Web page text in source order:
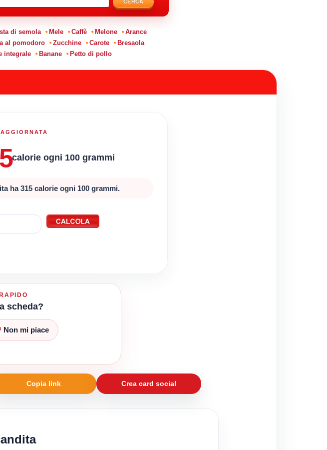
CERCA
di semola Mele Caffè Melone
Arance
al pomodoro Zucchine Carote
Bresaola
integrale Banane Petto di pollo
calorie ogni 100 grammi
ha 315 calorie ogni 100 grammi.
scheda?
Non mi piace
Copia link Crea card social